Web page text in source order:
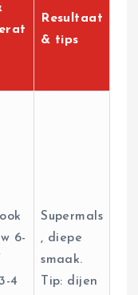
Resultaat
& tips
6-
4
Supermals
, diepe
smaak.
Tip: dijen